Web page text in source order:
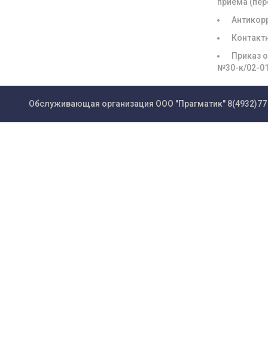
Приказ
№30-к/02-
Обслуживающая организация ООО "Прагматик"8(4932)77